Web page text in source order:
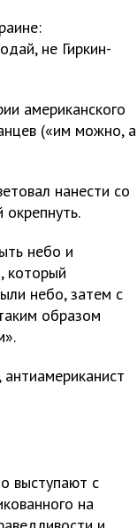
не Гиркин-
американского
(«им можно, а
нанести со
небо и
который
небо, затем с
образом
выступают с
на